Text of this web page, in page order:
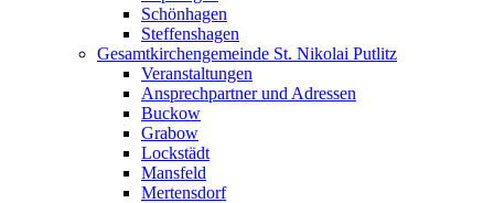
Schönhagen
Steffenshagen
Gesamtkirchengemeinde St. Nikolai Putlitz
Veranstaltungen
Ansprechpartner und Adressen
Buckow
Grabow
Lockstädt
Mansfeld
Mertensdorf